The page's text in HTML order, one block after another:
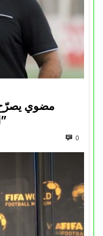
مضوي يصرّح:
الجزائرية في المسابقات القارية”
0